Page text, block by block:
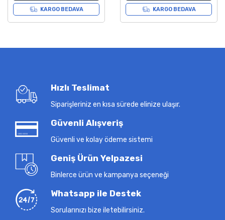
KARGO BEDAVA KARGO BEDAVA
Hızlı Teslimat
Siparişleriniz en kısa sürede elinize ulaşır.
Güvenli Alışveriş
Güvenli ve kolay ödeme sistemi
Geniş Ürün Yelpazesi
Binlerce ürün ve kampanya seçeneği
Whatsapp ile Destek
Sorularınızı bize iletebilirsiniz.